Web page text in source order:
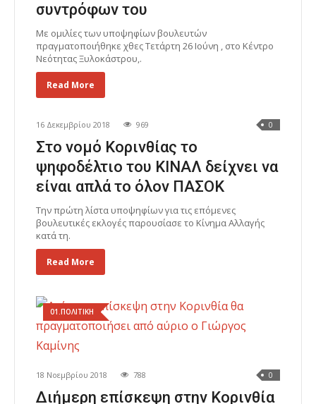
συντρόφων του
Με ομιλίες των υποψηφίων βουλευτών
πραγματοποιήθηκε χθες Τετάρτη 26 Ιούνη , στο Κέντρο
Νεότητας Ξυλοκάστρου,.
Read More
16 Δεκεμβρίου 2018 969 0
Στο νομό Κορινθίας το
ψηφοδέλτιο του ΚΙΝΑΛ δείχνει να
είναι απλά το όλον ΠΑΣΟΚ
Την πρώτη λίστα υποψηφίων για τις επόμενες
βουλευτικές εκλογές παρουσίασε το Κίνημα Αλλαγής
κατά τη.
Read More
01.ΠΟΛΙΤΙΚΗ
18 Νοεμβρίου 2018 788 0
Διήμερη επίσκεψη στην Κορινθία